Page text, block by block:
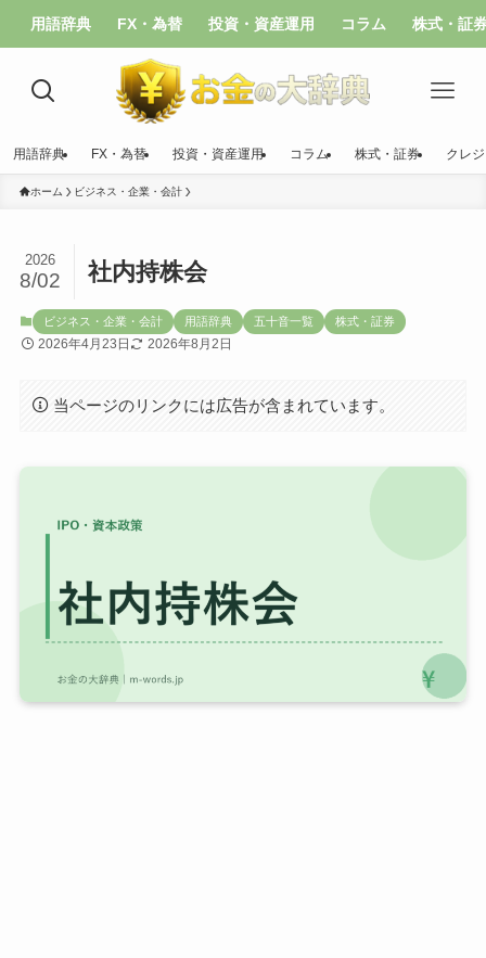
用語辞典 FX・為替 投資・資産運用 コラム 株式・証
用語辞典 FX・為替 投資・資産運用 コラム 株式・証券 クレ
ホーム ビジネス・企業・会計
社内持株会
2026
8/02
ビジネス・企業・会計 用語辞典 五十音一覧 株式・証券
2026年4月23日 2026年8月2日
当ページのリンクには広告が含まれています。